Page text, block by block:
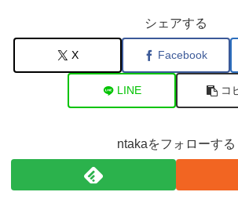
シェアする
X Facebook
LINE コ
ntakaをフォローする